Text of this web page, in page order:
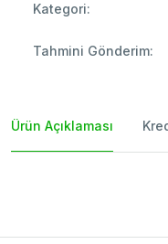
Kategori:
Tahmini Gönderim:
Ürün Açıklaması